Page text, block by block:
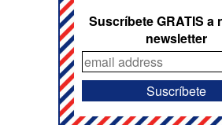
Suscríbete GRATIS a
newsletter